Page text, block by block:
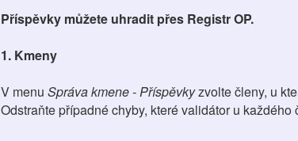
Příspěvky můžete uhradit přes Registr OP.
1. Kmeny
V menu Správa kmene - Příspěvkyzvolte členy, u
Odstraňte případné chyby, které validátor u každého